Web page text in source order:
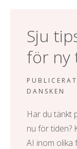
Sju
för ny
PUBLICERAT
DANSKEN
Har du tänkt
nu för tiden?
AI inom olika